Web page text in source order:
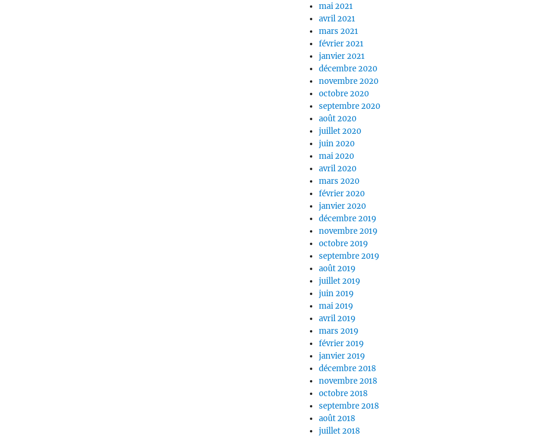
mai 2021
avril 2021
mars 2021
février 2021
janvier 2021
décembre 2020
novembre 2020
octobre 2020
septembre 2020
août 2020
juillet 2020
juin 2020
mai 2020
avril 2020
mars 2020
février 2020
janvier 2020
décembre 2019
novembre 2019
octobre 2019
septembre 2019
août 2019
juillet 2019
juin 2019
mai 2019
avril 2019
mars 2019
février 2019
janvier 2019
décembre 2018
novembre 2018
octobre 2018
septembre 2018
août 2018
juillet 2018